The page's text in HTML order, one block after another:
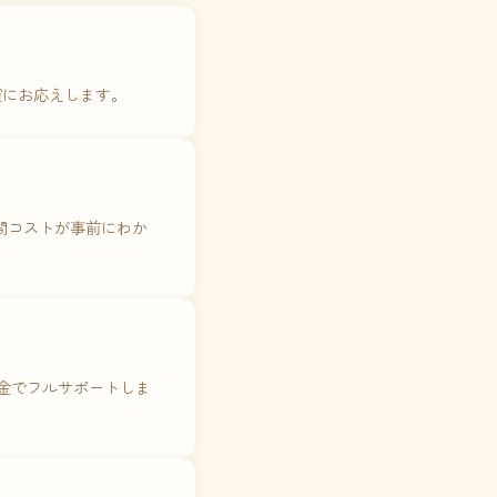
お応えします。
コストが事前にわか
でフルサポートしま